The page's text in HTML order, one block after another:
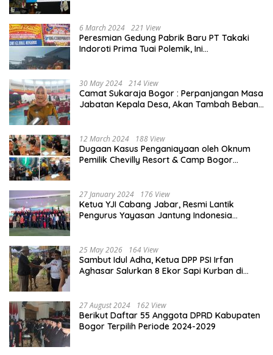
6 March 2024 221 View
Peresmian Gedung Pabrik Baru PT Takaki
Indoroti Prima Tuai Polemik, Ini
30 May 2024 214 View
Camat Sukaraja Bogor : Perpanjangan Masa
Jabatan Kepala Desa, Akan Tambah Beban
12 March 2024 188 View
Dugaan Kasus Penganiayaan oleh Oknum
Pemilik Chevilly Resort & Camp Bogor
27 January 2024 176 View
Ketua YJI Cabang Jabar, Resmi Lantik
Pengurus Yayasan Jantung Indonesia
25 May 2026 164 View
Sambut Idul Adha, Ketua DPP PSI Irfan
Aghasar Salurkan 8 Ekor Sapi Kurban di
27 August 2024 162 View
Berikut Daftar 55 Anggota DPRD Kabupaten
Bogor Terpilih Periode 2024-2029